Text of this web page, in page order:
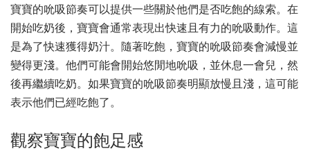
寶寶的吮吸節奏可以提供一些關於他們是否吃飽的線索。在
開始吃奶後，寶寶會通常表現出快速且有力的吮吸動作。這
是為了快速獲得奶汁。隨著吃飽，寶寶的吮吸節奏會減慢並
變得更淺。他們可能會開始悠閒地吮吸，並休息一會兒，然
後再繼續吃奶。如果寶寶的吮吸節奏明顯放慢且淺，這可能
表示他們已經吃飽了。
觀察寶寶的飽足感